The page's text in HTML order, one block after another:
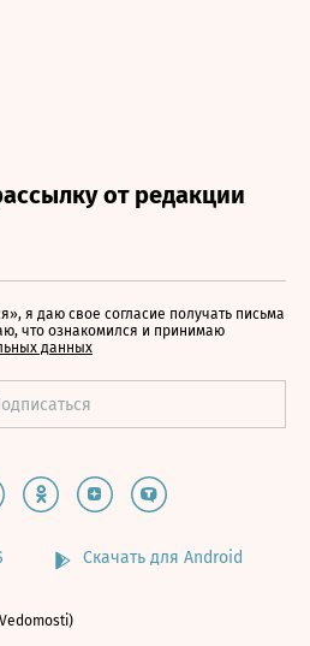
я даю свое согласие получать письма
что ознакомился и принимаю
данных
Скачать для Android